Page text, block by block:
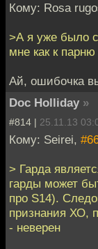
Кому: Rosa
>А я уже было
мне как к
Ай, ошибочка
Doc Holliday »
#814 | 25.11.13
Кому: Seirei,
> Гарда
гарды может
про S14).
признания ХО,
- неверен